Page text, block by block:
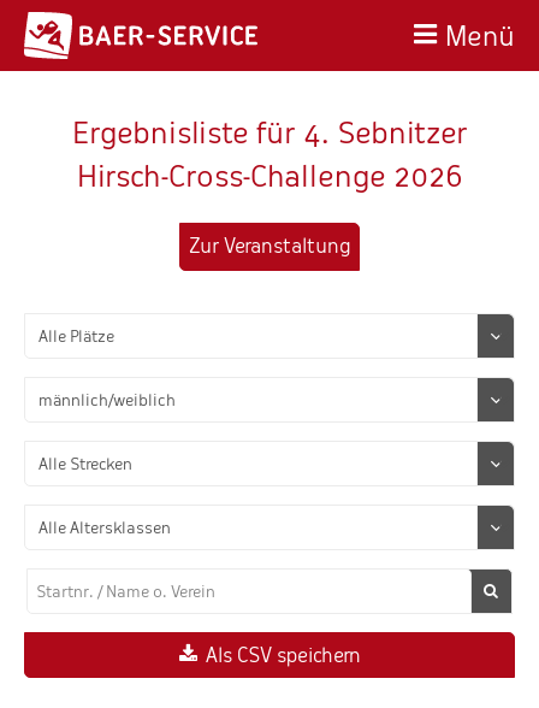
Menü
Ergebnisliste für 4. Sebnitzer
Hirsch-Cross-Challenge 2026
Zur Veranstaltung
Als CSV speichern